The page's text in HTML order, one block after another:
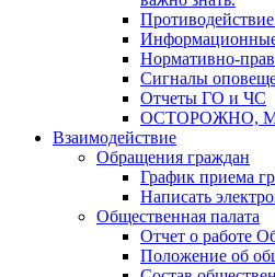
Нормативно-
Сигналы
Отчеты ГО и ЧС
ОСТОРОЖНО,
Взаимодействие
Обращения граждан
График приема
Написать
Общественная палата
Отчет о работе
Положение об